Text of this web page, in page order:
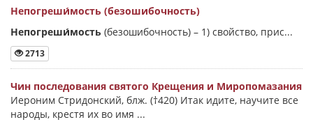
Непогреши́мость (безошибочность)
Непогреши́мость (безошибочность) – 1) свойство, прис...
2713
Чин последования святого Крещения и Миропомазания
Иероним Стридонский, блж. (†420) Итак идите, научите все
народы, крестя их во имя ...